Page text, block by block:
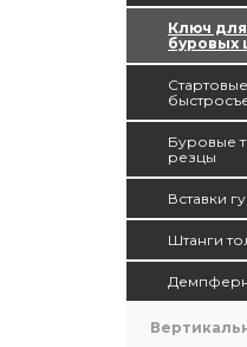
Ключ
буровых
Буровые
резцы
Вставки
Штанги